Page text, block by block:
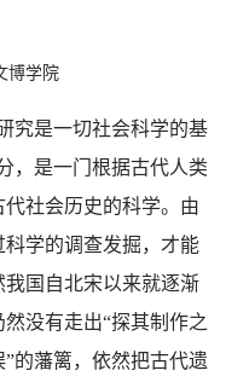
博学院
是一切社会科学的基
，是一门根据古代人类
社会历史的科学。由
学的调查发掘，才能
国自北宋以来就逐渐
没有走出“探其制作之
的藩篱，依然把古代遗